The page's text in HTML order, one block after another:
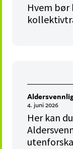
Hvem bør
4. juni 2026
Her kan